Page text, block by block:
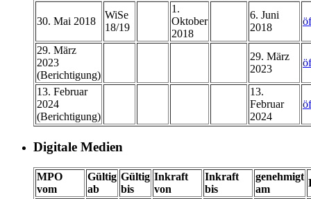
30. Mai 2018
WiSe
18/19
1.
Oktober
2018
6. Juni
2018
29. März
2023
(Berichtigung)
29. März
2023
13. Februar
2024
(Berichtigung)
13.
Februar
2024
Digitale Medien
MPO
vom
Gültig
ab
Gültig
bis
Inkraft
von
Inkraft
bis
genehmigt
am